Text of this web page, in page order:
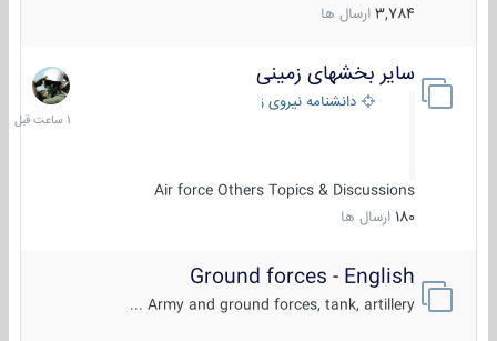
3,784 ارسال ها
سایر بخشهای زمینی
دانشنامه نیروی زمینی
Air force Others Topics & Discussions
180 ارسال ها
1
ساعت
قبل
Ground forces - English
Army and ground forces, tank, artillery ...